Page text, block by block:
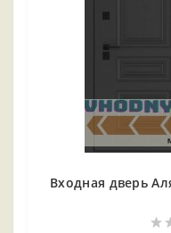
Входная дверь